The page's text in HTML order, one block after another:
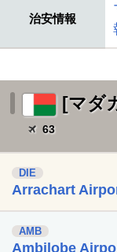
治安情報
[マダ
63
DIE
Arrachart
AMB
Ambilobe